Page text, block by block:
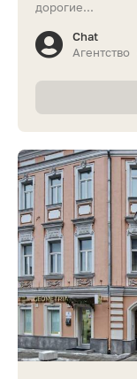
дорогие...
Chat
Агентство